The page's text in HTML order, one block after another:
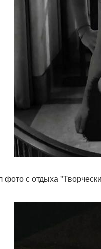
с отдыха